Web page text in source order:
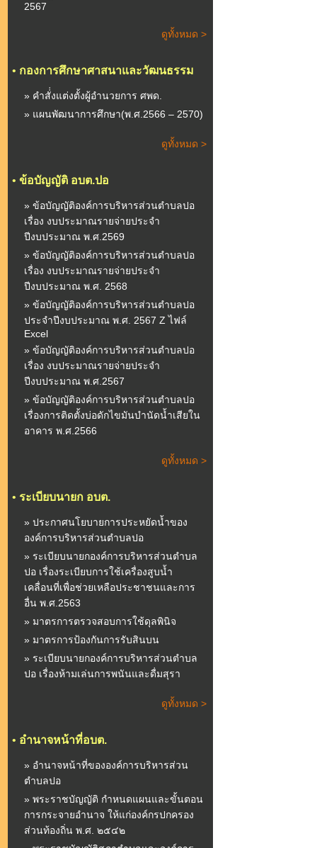
2567
ดูทั้งหมด >
• กองการศึกษาศาสนาและวัฒนธรรม
» คำสั่่งแต่งตั้งผู้อำนวยการ ศพด.
» แผนพัฒนาการศึกษา(พ.ศ.2566 – 2570)
ดูทั้งหมด >
• ข้อบัญญัติ อบต.ปอ
» ข้อบัญญัติองค์การบริหารส่วนตำบลปอ
เรื่อง งบประมาณรายจ่ายประจำ
ปีงบประมาณ พ.ศ.2569
» ข้อบัญญัติองค์การบริหารส่วนตำบลปอ
เรื่อง งบประมาณรายจ่ายประจำ
ปีงบประมาณ พ.ศ. 2568
» ข้อบัญญัติองค์การบริหารส่วนตำบลปอ
ประจำปีงบประมาณ พ.ศ. 2567 Z ไฟล์
Excel
» ข้อบัญญัติองค์การบริหารส่วนตำบลปอ
เรื่อง งบประมาณรายจ่ายประจำ
ปีงบประมาณ พ.ศ.2567
» ข้อบัญญัติองค์การบริหารส่วนตำบลปอ
เรื่องการติดตั้งบ่อดักไขมันบำนัดน้ำเสียใน
อาคาร พ.ศ.2566
ดูทั้งหมด >
• ระเบียบนายก อบต.
» ประกาศนโยบายการประหยัดน้ำของ
องค์การบริหารส่วนตำบลปอ
» ระเบียบนายกองค์การบริหารส่วนตำบล
ปอ เรื่องระเบียบการใช้เครื่องสูบน้ำ
เคลื่อนที่เพื่อช่วยเหลือประชาชนและการ
อื่น พ.ศ.2563
» มาตรการตรวจสอบการใช้ดุลพินิจ
» มาตรการป้องกันการรับสินบน
» ระเบียบนายกองค์การบริหารส่วนตำบล
ปอ เรื่องห้ามเล่นการพนันและดื่มสุรา
ดูทั้งหมด >
• อำนาจหน้าที่อบต.
» อำนาจหน้าที่ขององค์การบริหารส่วน
ตำบลปอ
» พระราชบัญญัติ กำหนดแผนและขั้นตอน
การกระจายอำนาจ ให้แก่องค์กรปกครอง
ส่วนท้องถิ่น พ.ศ. ๒๕๔๒